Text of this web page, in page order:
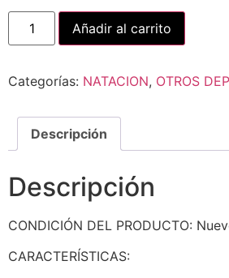
Añadir al carrito
Categorías: NATACION, OTROS
Descripción
Descripción
CONDICIÓN DEL PRODUCTO:
CARACTERÍSTICAS: